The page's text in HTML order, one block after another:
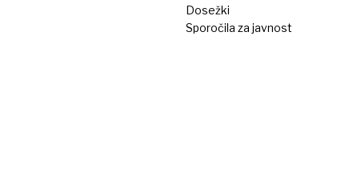
Dosežki
Sporočila za javnost